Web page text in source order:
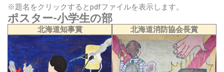
※題名をクリックするとpdfファイルを表示します。
ポスター-小学生の部
北海道知事賞 北海道消防協会長賞